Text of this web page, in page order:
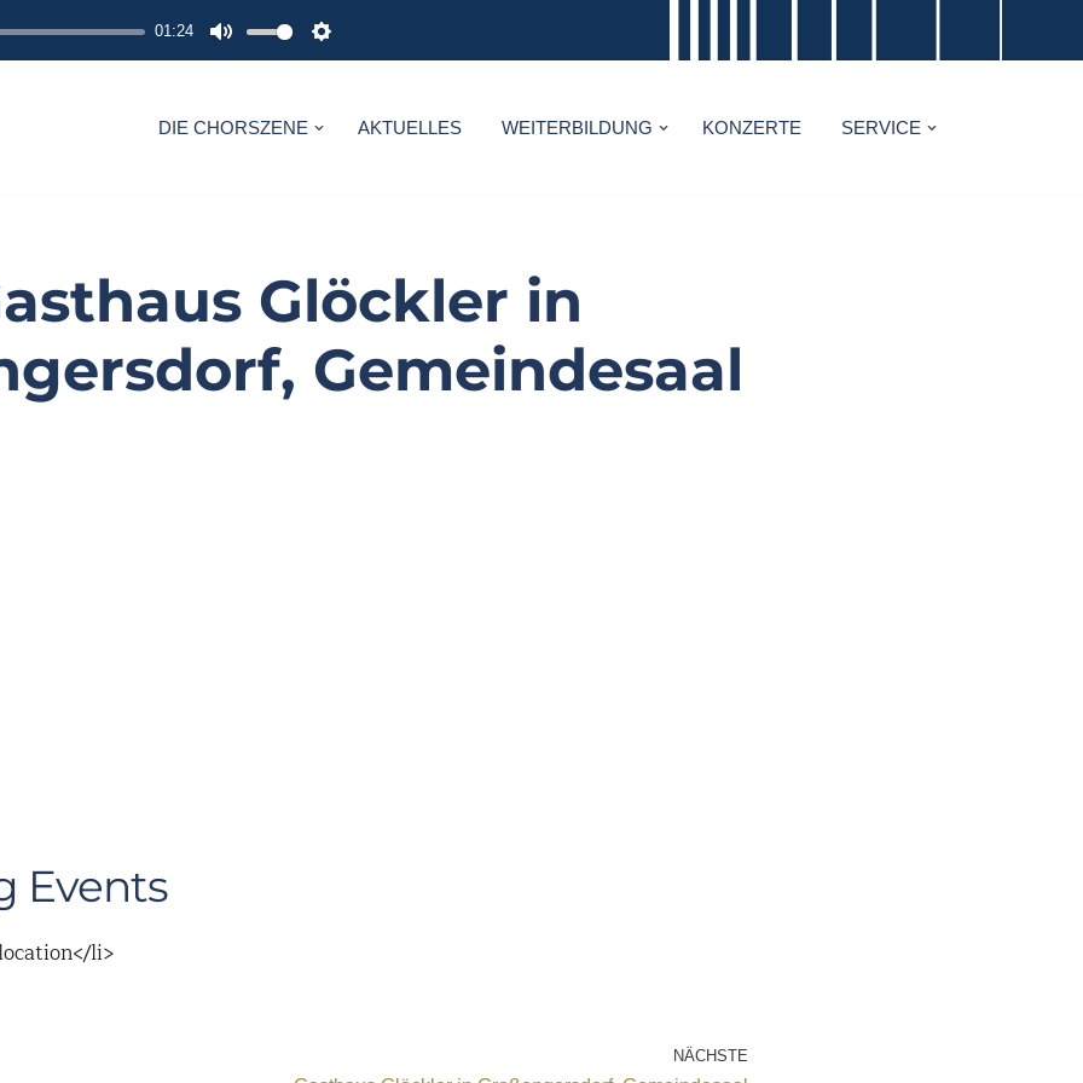
01:24
M
T
S
T
S
DIE CHORSZENE AKTUELLES WEITERBILDUNG KONZERTE SERVICE
Glöckler in
Gemeindesaal
Events
li>
NÄCHSTE